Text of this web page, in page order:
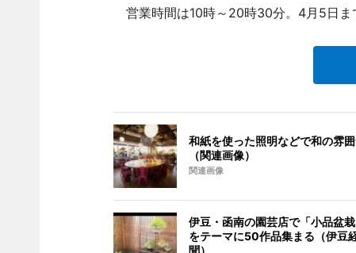
営業時間は10時～20時30分。4月5日ま
和紙を使った照明などで和の雰
（関連画像）
関連画像
伊豆・函南の園芸店で「小品盆
をテーマに50作品集まる（伊豆
聞）